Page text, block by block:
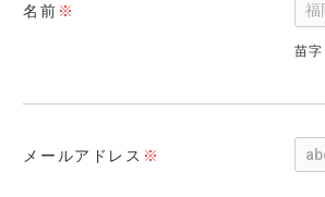
名前 ※
苗
メールアドレス ※